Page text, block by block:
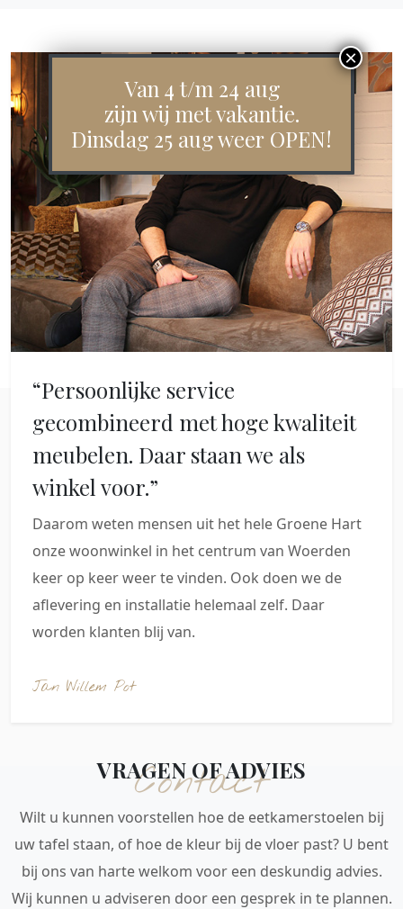
“Persoonlijke service
gecombineerd met hoge kwaliteit
meubelen. Daar staan we als
winkel voor.”
Daarom weten mensen uit het hele Groene Hart
onze woonwinkel in het centrum van Woerden
keer op keer weer te vinden. Ook doen we de
aflevering en installatie helemaal zelf. Daar
worden klanten blij van.
Jan Willem Pot
Contact
VRAGEN OF ADVIES
Wilt u kunnen voorstellen hoe de eetkamerstoelen bij
uw tafel staan, of hoe de kleur bij de vloer past? U bent
bij ons van harte welkom voor een deskundig advies.
Wij kunnen u adviseren door een gesprek in te plannen.
Van 4 t/m 24 aug
zijn wij met vakantie.
Dinsdag 25 aug weer OPEN!